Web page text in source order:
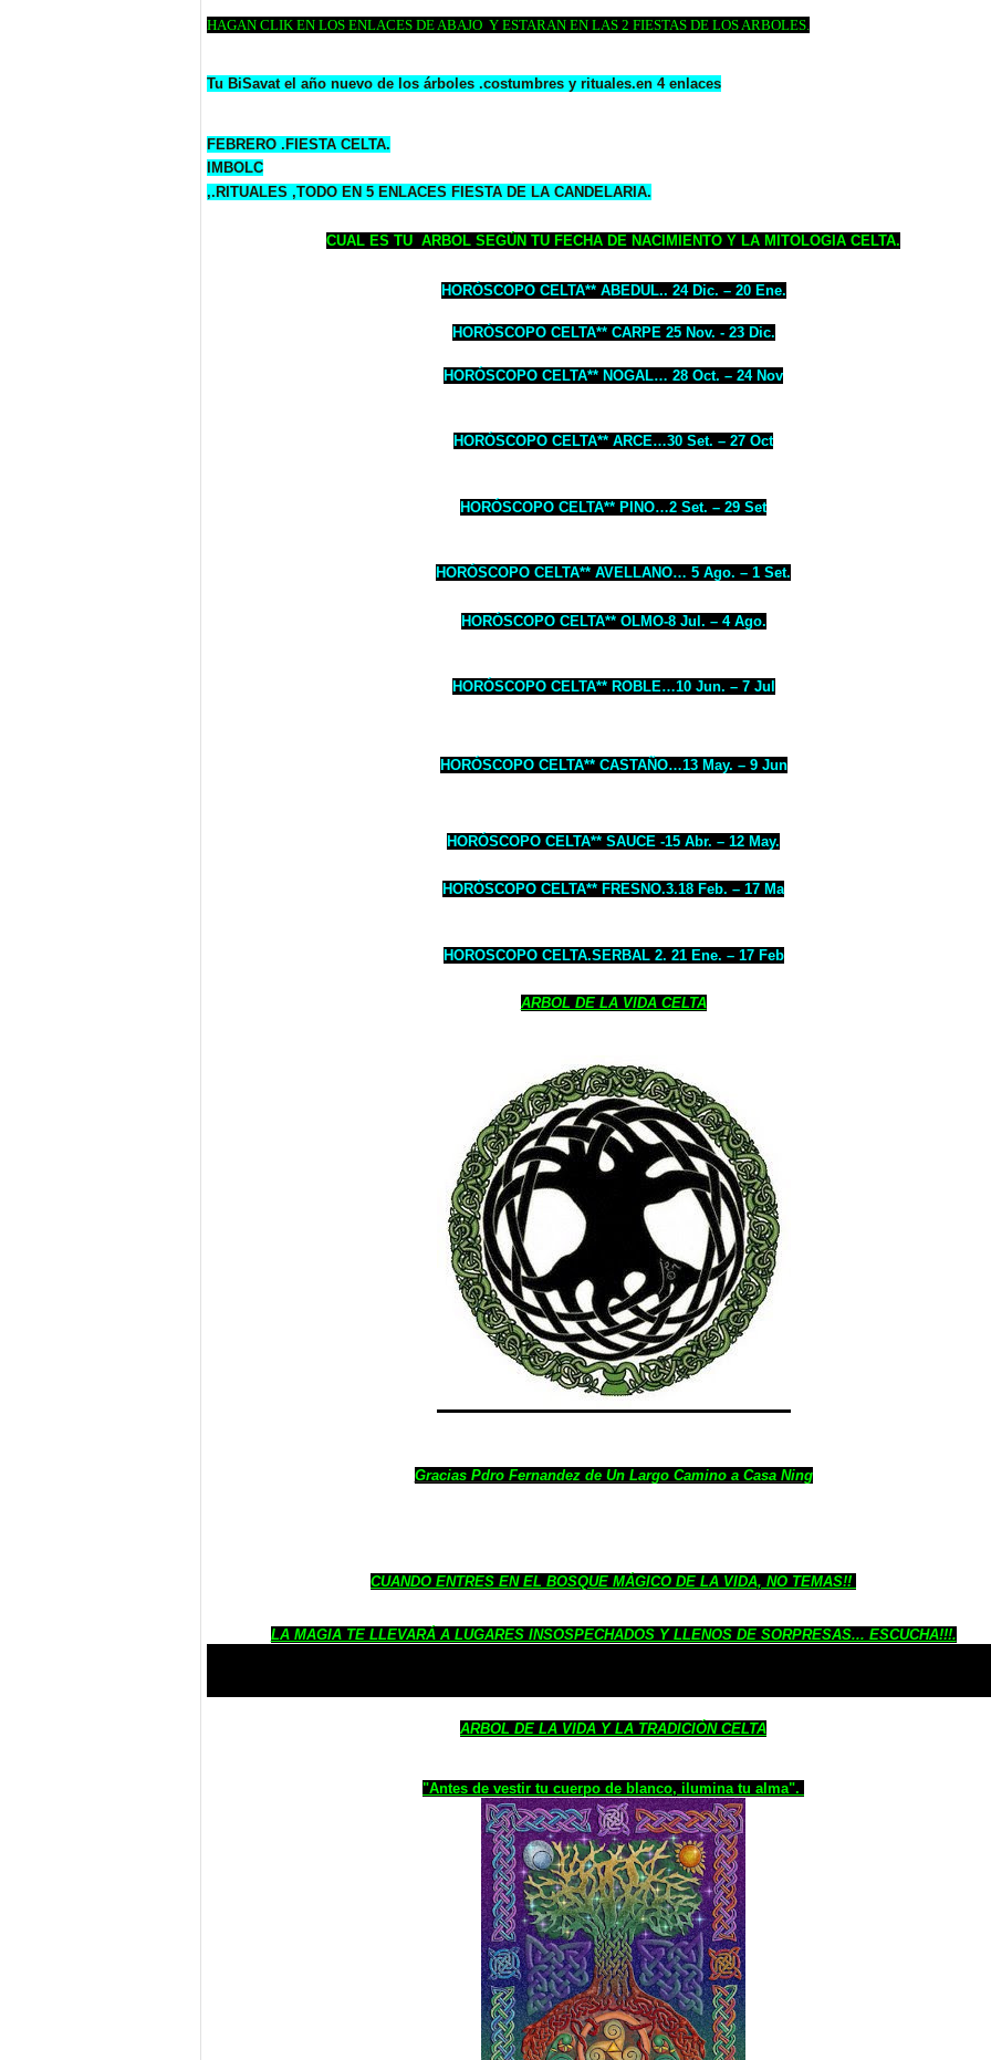
HAGAN CLIK EN LOS ENLACES DE ABAJO Y ESTARAN EN LAS 2 FIESTAS DE LOS ARBOLES.
Tu BiSavat el año nuevo de los árboles .costumbres y rituales.en 4 enlaces
FEBRERO .FIESTA CELTA.
IMBOLC
,.RITUALES ,TODO EN 5 ENLACES FIESTA DE LA CANDELARIA.
CUAL ES TU ARBOL SEGÚN TU FECHA DE NACIMIENTO Y LA MITOLOGIA CELTA.
HORÓSCOPO CELTA** ABEDUL.. 24 Dic. – 20 Ene.
HORÓSCOPO CELTA** CARPE 25 Nov. - 23 Dic.
HORÓSCOPO CELTA** NOGAL… 28 Oct. – 24 Nov
HORÓSCOPO CELTA** ARCE…30 Set. – 27 Oct
HORÓSCOPO CELTA** PINO…2 Set. – 29 Set
HORÓSCOPO CELTA** AVELLANO… 5 Ago. – 1 Set.
HORÓSCOPO CELTA** OLMO-8 Jul. – 4 Ago.
HORÓSCOPO CELTA** ROBLE…10 Jun. – 7 Jul
HORÓSCOPO CELTA** CASTAÑO…13 May. – 9 Jun
HORÓSCOPO CELTA** SAUCE -15 Abr. – 12 May.
HORÓSCOPO CELTA** FRESNO.3.18 Feb. – 17 Ma
HOROSCOPO CELTA.SERBAL 2. 21 Ene. – 17 Feb
ARBOL DE LA VIDA CELTA
Gracias Pdro Fernandez de Un Largo Camino a Casa Ning
CUANDO ENTRES EN EL BOSQUE MÁGICO DE LA VIDA, NO TEMAS!!
LA MAGIA TE LLEVARÁ A LUGARES INSOSPECHADOS Y LLENOS DE SORPRESAS... ESCUCHA!!!.
ARBOL DE LA VIDA Y LA TRADICIÓN CELTA
"Antes de vestir tu cuerpo de blanco, ilumina tu alma".